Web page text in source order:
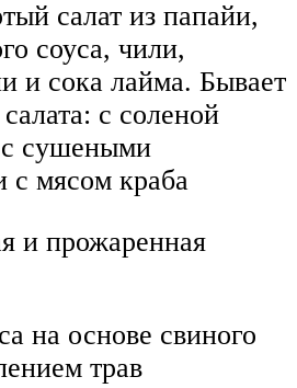
салат из папайи,
соуса, чили,
и сока лайма. Бывает
с соленой
сушеными
с мясом краба
и прожаренная
на основе свиного
трав